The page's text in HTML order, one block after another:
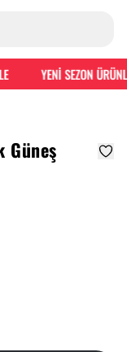
YENİ SEZON
Güneş